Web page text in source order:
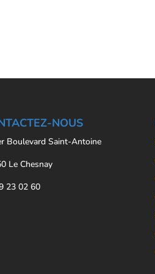
NOUS
Boulevard Saint-Antoine
Le Chesnay
23 02 60